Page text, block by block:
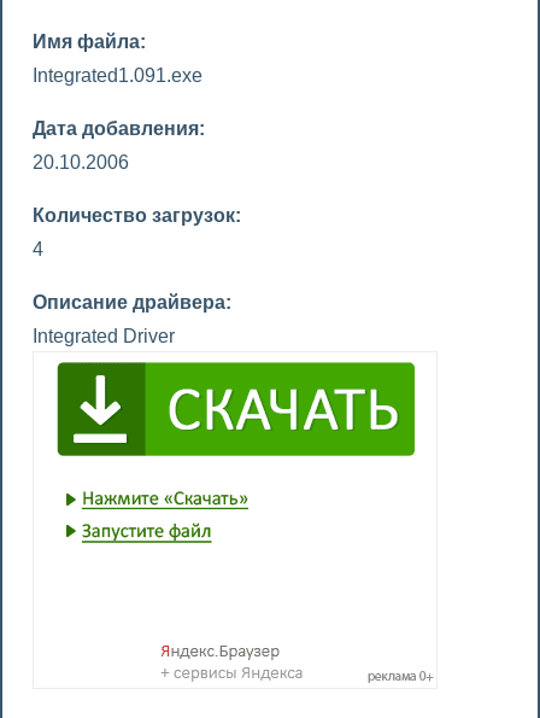
Имя файла:
Integrated1.091.exe
Дата добавления:
20.10.2006
Количество загрузок:
4
Описание драйвера:
Integrated Driver